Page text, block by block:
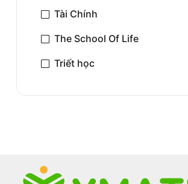
Tài Chính
The School Of Life
Triết học